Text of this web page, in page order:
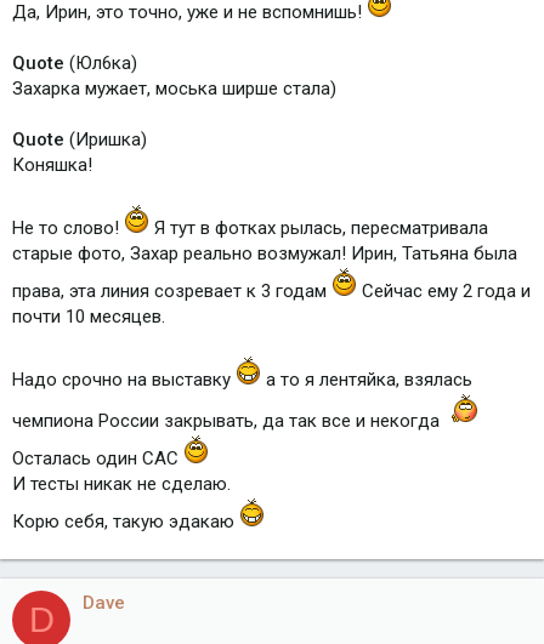
Да, Ирин, это точно, уже и не вспомнишь!
Quote (Юл6ка)
Захарка мужает, моська ширше стала)
Quote (Иришка)
Коняшка!
Не то слово!
Я тут в фотках рылась, пересматривала
старые фото, Захар реально возмужал! Ирин, Татьяна была
права, эта линия созревает к 3 годам
Сейчас ему 2 года и
почти 10 месяцев.
Надо срочно на выставку
а то я лентяйка, взялась
чемпиона России закрывать, да так все и некогда
Осталась один САС
И тесты никак не сделаю.
Корю себя, такую эдакаю
D Dave